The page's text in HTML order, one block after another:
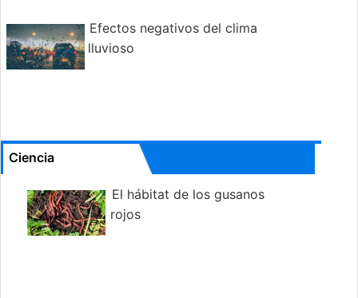
Efectos negativos del clima
lluvioso
Ciencia
El hábitat de los gusanos
rojos